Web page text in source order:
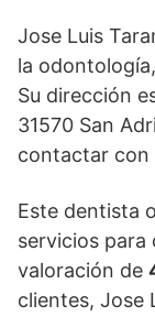
Jose Luis
la
Su dirección
31570 San
contactar con
Este dentista
servicios para
valoración de
clientes, Jose